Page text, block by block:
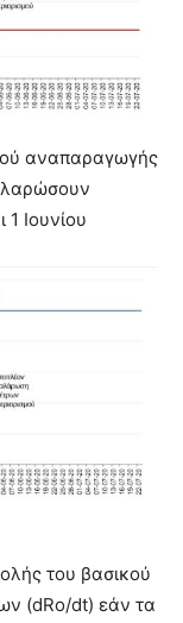
αναπαραγωγής
Ιουνίου
του βασικού
(dRo/dt) εάν τα